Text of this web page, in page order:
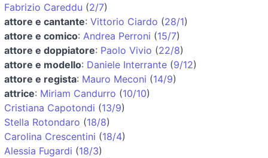
Fabrizio Careddu (2/7)
attore e cantante: Vittorio Ciardo (28/1)
attore e comico: Andrea Perroni (15/7)
attore e doppiatore: Paolo Vivio (22/8)
attore e modello: Daniele Interrante (9/12)
attore e regista: Mauro Meconi (14/9)
attrice: Miriam Candurro (10/10)
Cristiana Capotondi (13/9)
Stella Rotondaro (18/8)
Carolina Crescentini (18/4)
Alessia Fugardi (18/3)